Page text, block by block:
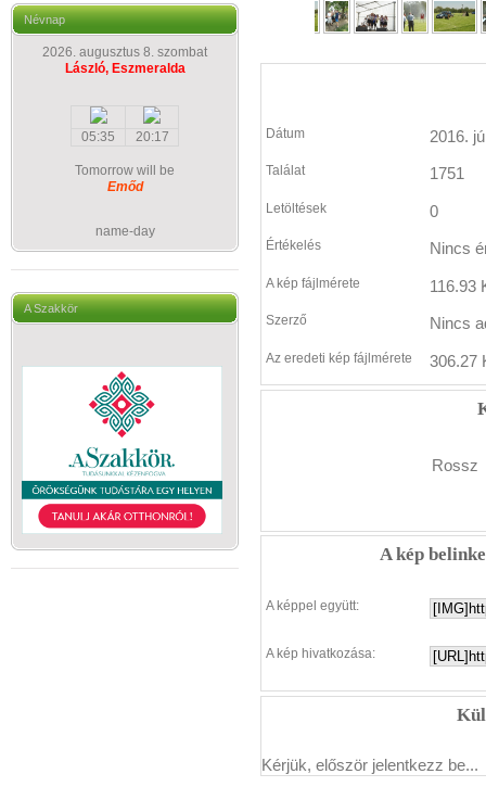
Névnap
2026. augusztus 8. szombat
László, Eszmeralda
05:35 20:17
Tomorrow will be
Emőd
name-day
A Szakkör
Dátum 2016.
Találat 1751
Letöltések 0
Értékelés Nincs
A kép fájlmérete 116.93
Szerző Nincs
Az eredeti kép fájlmérete 306.27
Rossz
A kép
A képpel együtt:
A kép hivatkozása:
Kérjük, először jelentkezz be...